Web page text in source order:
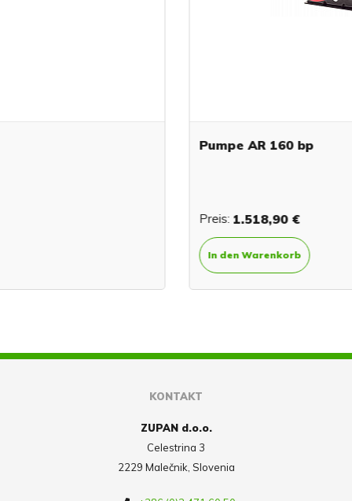
KONTAKT
ZUPAN d.o.o.
Celestrina 3
2229 Malečnik, Slovenia